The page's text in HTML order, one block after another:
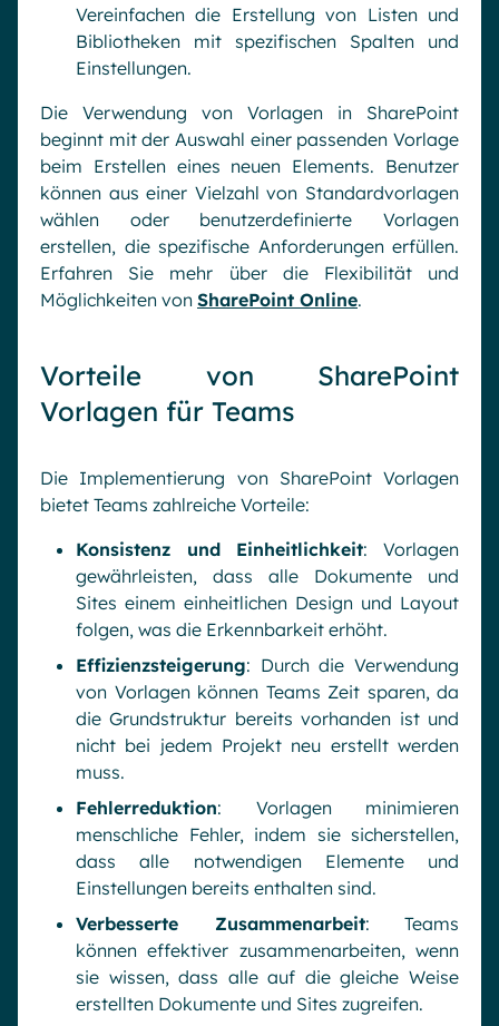
Vereinfachen die Erstellung von Listen und
Bibliotheken mit spezifischen Spalten und
Einstellungen.
Die Verwendung von Vorlagen in SharePoint
beginnt mit der Auswahl einer passenden Vorlage
beim Erstellen eines neuen Elements. Benutzer
können aus einer Vielzahl von Standardvorlagen
wählen oder benutzerdefinierte Vorlagen
erstellen, die spezifische Anforderungen erfüllen.
Erfahren Sie mehr über die Flexibilität und
Möglichkeiten von SharePoint Online.
Vorteile von SharePoint
Vorlagen für Teams
Die Implementierung von SharePoint Vorlagen
bietet Teams zahlreiche Vorteile:
Konsistenz und Einheitlichkeit: Vorlagen
gewährleisten, dass alle Dokumente und
Sites einem einheitlichen Design und Layout
folgen, was die Erkennbarkeit erhöht.
Effizienzsteigerung: Durch die Verwendung
von Vorlagen können Teams Zeit sparen, da
die Grundstruktur bereits vorhanden ist und
nicht bei jedem Projekt neu erstellt werden
muss.
Fehlerreduktion: Vorlagen minimieren
menschliche Fehler, indem sie sicherstellen,
dass alle notwendigen Elemente und
Einstellungen bereits enthalten sind.
Verbesserte Zusammenarbeit: Teams
können effektiver zusammenarbeiten, wenn
sie wissen, dass alle auf die gleiche Weise
erstellten Dokumente und Sites zugreifen.